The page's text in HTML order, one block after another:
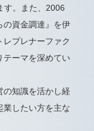
す。また、2006
の資金調達』を伊
プレナーファク
テーマを深めてい
の知識を活かし経
業したい方を主な